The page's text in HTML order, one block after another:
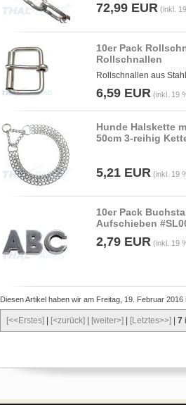
72,99 EUR (inkl.
10er Pack
Rollschnallen
Rollschnallen aus
6,59 EUR (inkl. 19
Hunde Halskette
50cm 3-reihig
5,21 EUR (inkl. 19
10er Pack
Aufschieben
2,79 EUR (inkl. 19
Diesen Artikel haben wir am Freitag, 19. Februar 2016
[<<Erstes] [<zurück] [weiter>] [Letztes>>] 7